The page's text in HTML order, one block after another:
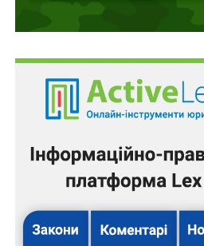
кон’юнктури.
більше, аніж від газового, але
приділяє найбільше своєї
з чого належить зробити
могутності імперії найбільше
більшою мірою витрачається
видобування й
уявити, чи можна було вразити
повернімося думкою в
рік, на початку якого навряд